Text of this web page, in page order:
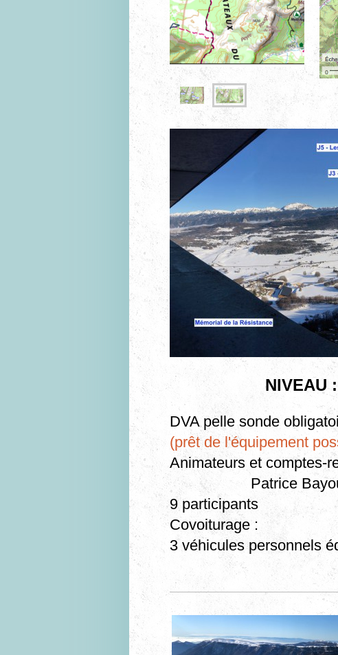
NIVEAU
DVA pelle sonde
(prêt de l'équipement
Animateurs et comptes-
Patrice
9 participants
Covoiturage :
3 véhicules personnels